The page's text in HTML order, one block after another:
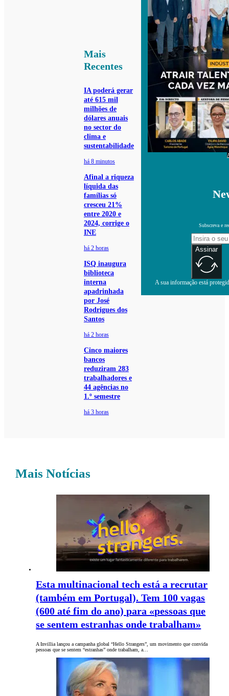
Mais
Recentes
IA poderá gerar
até 615 mil
milhões de
dólares anuais
no sector do
clima e
sustentabilidade
há 8 minutos
Afinal a riqueza
líquida das
famílias só
cresceu 21%
entre 2020 e
2024, corrige o
INE
há 2 horas
ISQ inaugura
biblioteca
interna
apadrinhada
por José
Rodrigues dos
Santos
há 2 horas
Cinco maiores
bancos
reduziram 283
trabalhadores e
44 agências no
1.º semestre
há 3 horas
Subscreva e
Assinar
A sua informação está
Mais Notícias
Esta multinacional tech está a recrutar
(também em Portugal). Tem 100 vagas
(600 até fim do ano) para «pessoas que
se sentem estranhas onde trabalham»
A Invillia lançou a campanha global “Hello Strangers”, um movimento que convida
pessoas que se sentem “estranhas” onde trabalham, a…